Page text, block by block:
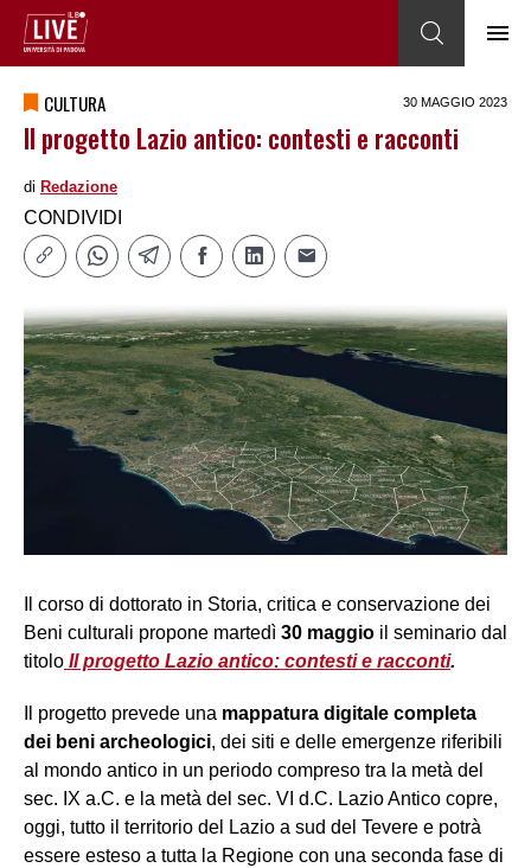
CULTURA 30 MAGGIO 2023
Il progetto Lazio antico: contesti e racconti
di Redazione
CONDIVIDI
Il corso di dottorato in Storia, critica e conservazione dei
Beni culturali propone martedì 30 maggio il seminario dal
titolo Il progetto Lazio antico: contesti e racconti.
Il progetto prevede una mappatura digitale completa
dei beni archeologici, dei siti e delle emergenze riferibili
al mondo antico in un periodo compreso tra la metà del
sec. IX a.C. e la metà del sec. VI d.C. Lazio Antico copre,
oggi, tutto il territorio del Lazio a sud del Tevere e potrà
essere esteso a tutta la Regione con una seconda fase di